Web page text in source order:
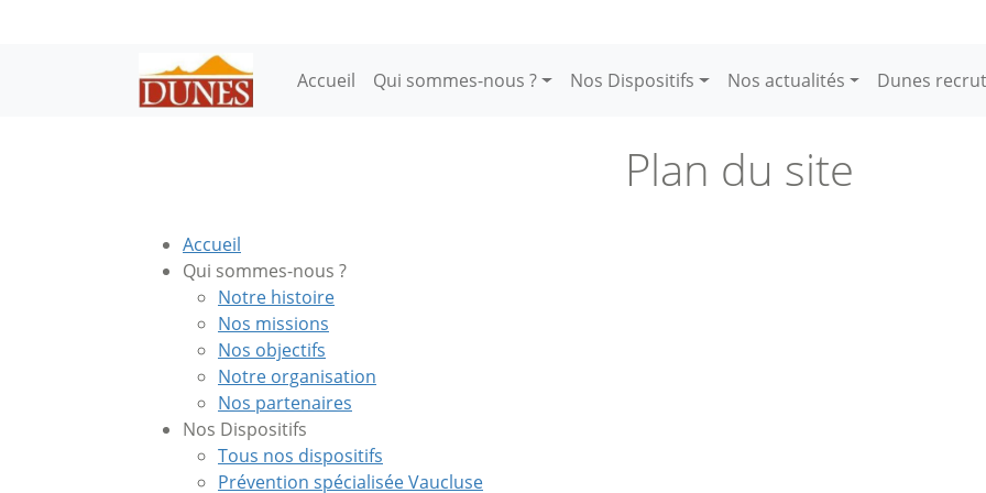
Main navigation
Accueil Qui sommes-nous ? Nos Dispositifs Nos actualités Dunes
Plan du site
Accueil
Qui sommes-nous ?
Notre histoire
Nos missions
Nos objectifs
Notre organisation
Nos partenaires
Nos Dispositifs
Tous nos dispositifs
Prévention spécialisée Vaucluse